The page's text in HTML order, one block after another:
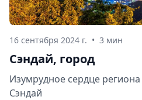
16 сентября 2024 г. • 3 мин
Сэндай, город
Изумрудное сердце
Сэндай